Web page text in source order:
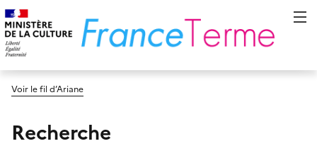
Voir le fil d’Ariane
Recherche